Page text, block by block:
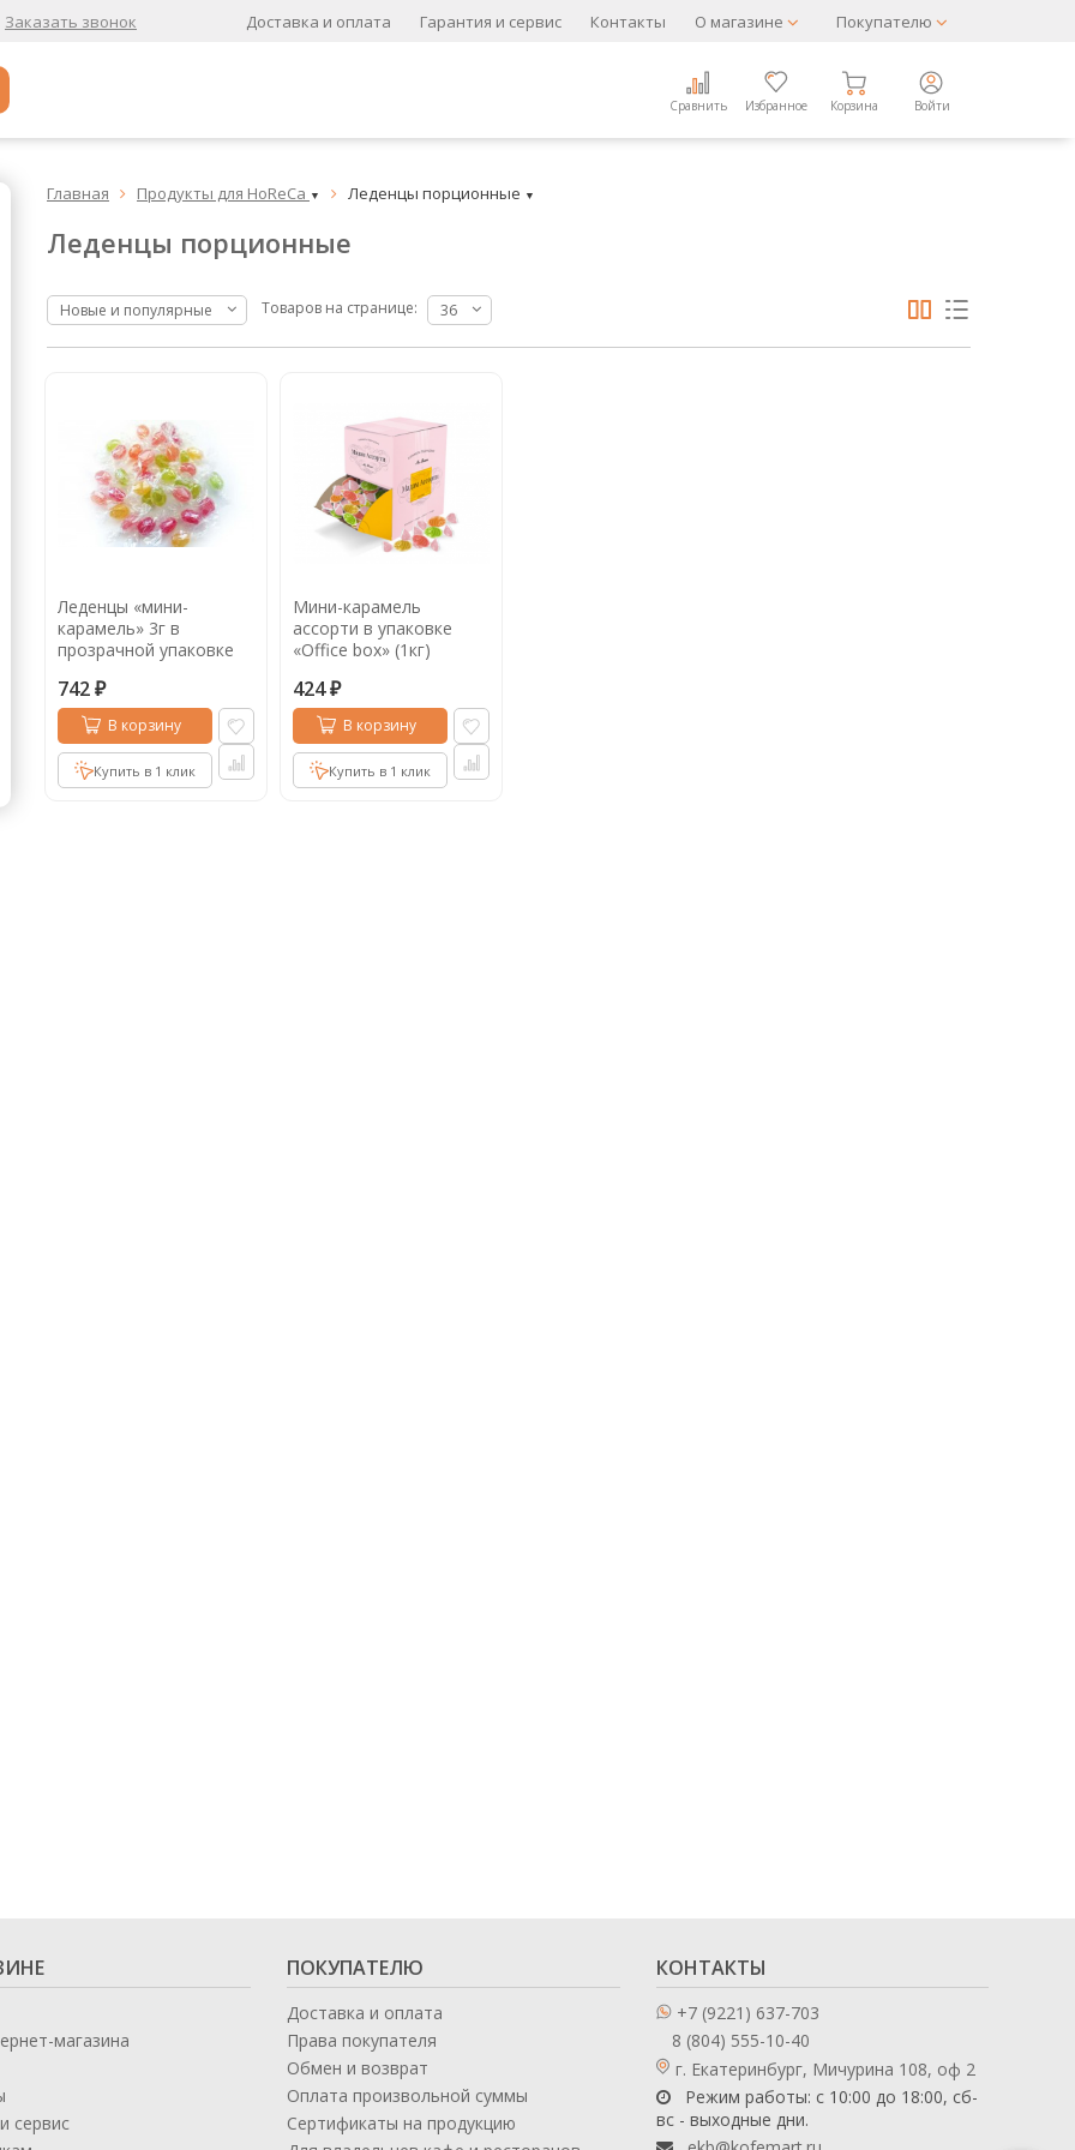
Заказать звонок Доставка и оплата Гарантия и сервис Контакты О магазине Покупателю
Сравнить Избранное Корзина Войти
Кофе в зернах свежей обжарки
Кофе в зернах хит
Кофе в зернах свежей обжарки
Кофе в дрип пакетах
Кофе без кофеина
Кофе для вендинга
Кофе сублимированный
Главная  Продукты для HoReCa ▼  Леденцы порционные ▼
Леденцы порционные
Новые и популярные Товаров на странице: 36
Леденцы «мини-
карамель» 3г в
прозрачной упаковке
742 ₽
В корзину
Купить в 1 клик
Мини-карамель
ассорти в упаковке
«Office box» (1кг)
424 ₽
В корзину
Купить в 1 клик
магазина
сервис
ПОКУПАТЕЛЮ
Доставка и оплата
Права покупателя
Обмен и возврат
Оплата произвольной суммы
Сертификаты на продукцию
КОНТАКТЫ
+7 (9221) 637-703
8 (804) 555-10-40
г. Екатеринбург, Мичурина 108, оф 2
Режим работы: с 10:00 до 18:00, сб-
вс - выходные дни.